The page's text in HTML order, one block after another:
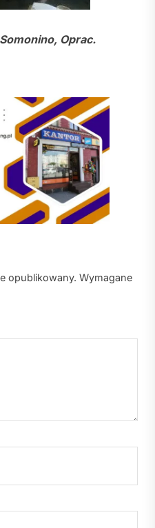
Oprac.
opublikowany. Wymagane